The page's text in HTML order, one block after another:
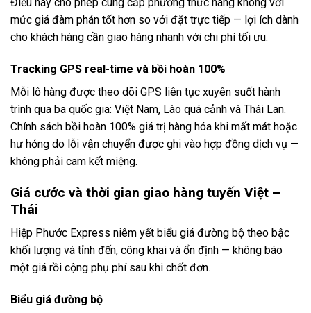
mức giá đàm phán tốt hơn so với đặt trực tiếp — lợi ích dành
cho khách hàng cần giao hàng nhanh với chi phí tối ưu.
Tracking GPS real-time và bồi hoàn 100%
Mỗi lô hàng được theo dõi GPS liên tục xuyên suốt hành
trình qua ba quốc gia: Việt Nam, Lào quá cảnh và Thái Lan.
Chính sách bồi hoàn 100% giá trị hàng hóa khi mất mát hoặc
hư hỏng do lỗi vận chuyển được ghi vào hợp đồng dịch vụ —
không phải cam kết miệng.
Giá cước và thời gian giao hàng tuyến Việt –
Thái
Hiệp Phước Express niêm yết biểu giá đường bộ theo bậc
khối lượng và tỉnh đến, công khai và ổn định — không báo
một giá rồi cộng phụ phí sau khi chốt đơn.
Biểu giá đường bộ